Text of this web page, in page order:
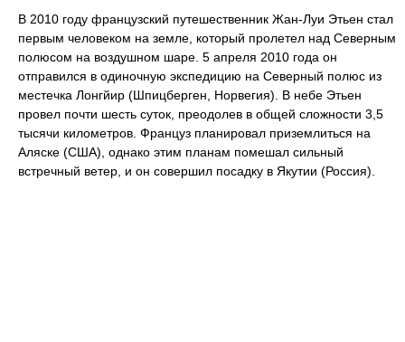
В 2010 году французский путешественник Жан-Луи Этьен стал
первым человеком на земле, который пролетел над Северным
полюсом на воздушном шаре. 5 апреля 2010 года он
отправился в одиночную экспедицию на Северный полюс из
местечка Лонгйир (Шпицберген, Норвегия). В небе Этьен
провел почти шесть суток, преодолев в общей сложности 3,5
тысячи километров. Француз планировал приземлиться на
Аляске (США), однако этим планам помешал сильный
встречный ветер, и он совершил посадку в Якутии (Россия).